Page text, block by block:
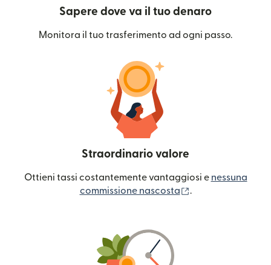
Sapere dove va il tuo denaro
Monitora il tuo trasferimento ad ogni passo.
Straordinario valore
Ottieni tassi costantemente vantaggiosi e nessuna
commissione nascosta
.